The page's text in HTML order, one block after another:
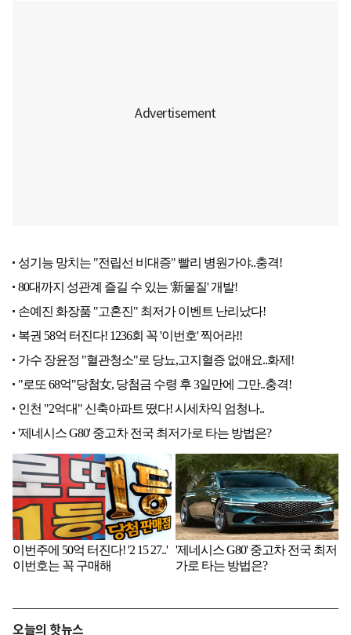
오늘의 핫뉴스